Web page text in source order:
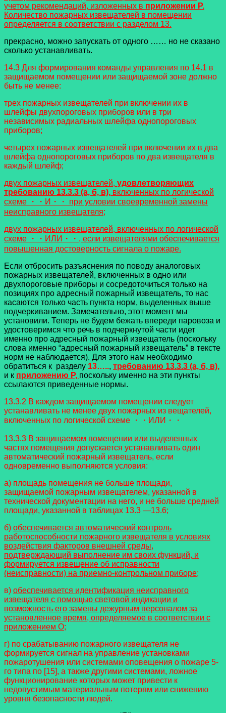
учетом рекомендаций, изложенных в приложении Р.
Количество пожарных извещателей в помещении
определяется в соответствии с разделом 13.
прекрасно, можно запускать от одного …… но не сказано
сколько устанавливать.
14.3 Для формирования команды управления по 14.1 в
защищаемом помещении или защищаемой зоне должно
быть не менее:
трех пожарных извещателей при включении их в
шлейфы двухпороговых приборов или в три
независимых радиальных шлейфа однопороговых
приборов;
четырех пожарных извещателей при включении их в два
шлейфа однопороговых приборов по два извещателя в
каждый шлейф;
двух пожарных извещателей, удовлетворяющих
требованию 13.3.3 (а, б, в), включенных по логической
схеме ・・И・・ при условии своевременной замены
неисправного извещателя;
двух пожарных извещателей, включенных по логической
схеме ・・ИЛИ・・, если извещателями обеспечивается
повышенная достоверность сигнала о пожаре.
Если отбросить разъяснения по поводу аналоговых
пожарных извещателей, включенных в одно или
двухпороговые приборы и сосредоточиться только на
позициях про адресный пожарный извещатель, то нас
касаются только часть пункта норм, выделенных выше
подчеркиванием. Замечательно, этот момент мы
установили. Теперь не будем бежать впереди паровоза и
удостоверимся что речь в подчеркнутой части идет
именно про адресный пожарный извещатель (поскольку
слова именно “адресный пожарный извещатель” в тексте
норм не наблюдается). Для этого нам необходимо
обратиться к разделу 13….., требованию 13.3.3 (а, б, в),
и к приложению Р, поскольку именно на эти пункты
ссылаются приведенные нормы.
13.3.2 В каждом защищаемом помещении следует
устанавливать не менее двух пожарных из вещателей,
включенных по логической схеме ・・ИЛИ・・
13.3.3 В защищаемом помещении или выделенных
частях помещения допускается устанавливать один
автоматический пожарный извещатель, если
одновременно выполняются условия:
а) площадь помещения не больше площади,
защищаемой пожарным извещателем, указанной в
технической документации на него, и не больше средней
площади, указанной в таблицах 13.3 —13.6;
б) обеспечивается автоматический контроль
работоспособности пожарного извещателя в условиях
воздействия факторов внешней среды,
подтверждающий выполнение им своих функций, и
формируется извещение об исправности
(неисправности) на приемно-контрольном приборе;
в) обеспечивается идентификация неисправного
извещателя с помощью световой индикации и
возможность его замены дежурным персоналом за
установленное время, определяемое в соответствии с
приложением О;
г) по срабатыванию пожарного извещателя не
формируется сигнал на управление установками
пожаротушения или системами оповещения о пожаре 5-
го типа по [15], а также другими системами, ложное
функционирование которых может привести к
недопустимым материальным потерям или снижению
уровня безопасности людей.